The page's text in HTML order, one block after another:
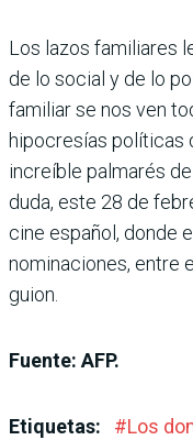
Los lazos familiares
de lo social y de lo
familiar se nos ven
hipocresías políticas
increíble palmarés
duda, este 28 de
cine español, donde
nominaciones, entre
guion.
Fuente: AFP.
Etiquetas: #Los